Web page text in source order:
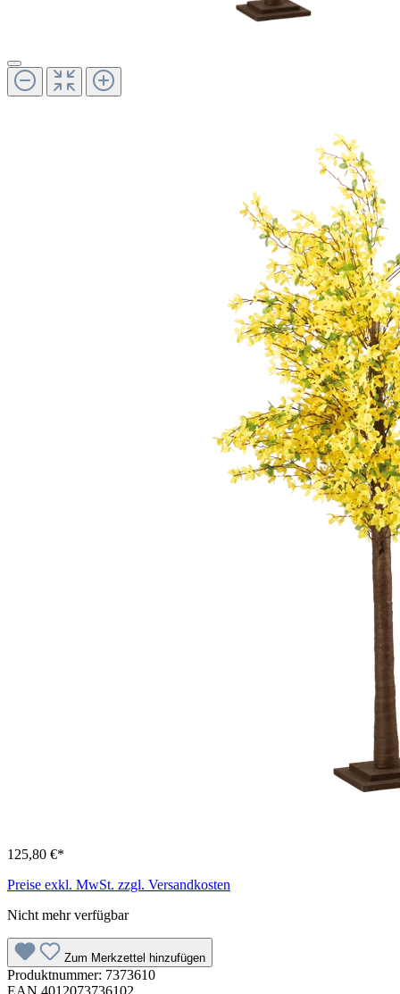
125,80 €*
Preise exkl. MwSt. zzgl. Versandkosten
Nicht mehr verfügbar
Zum Merkzettel hinzufügen
Produktnummer: 7373610